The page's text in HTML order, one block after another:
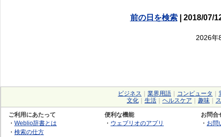
前の日を検索| 2018/07/
2026年
ビジネス 業界用語 コンピュータ
文化
生活 ヘルスケア 趣味
ご利用にあたって
・ Weblio辞書とは
・ 検索の仕方
便利な機能
・ ウェブリオのアプリ
お問合
・ お問